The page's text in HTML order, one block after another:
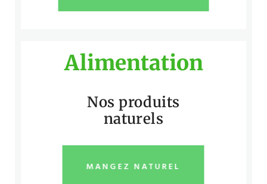
Alimentation
Nos produits
naturels
MANGEZ NATUREL